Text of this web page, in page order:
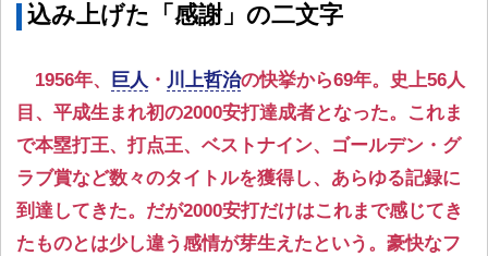
込み上げた「感謝」の二文字
1956年、 巨人 ・ 川上哲治の快挙から69年。史上56人
目、平成生まれ初の2000安打達成者となった。これま
で本塁打王、打点王、ベストナイン、ゴールデン・グ
ラブ賞など数々のタイトルを獲得し、あらゆる記録に
到達してきた。だが2000安打だけはこれまで感じてき
たものとは少し違う感情が芽生えたという。豪快なフ